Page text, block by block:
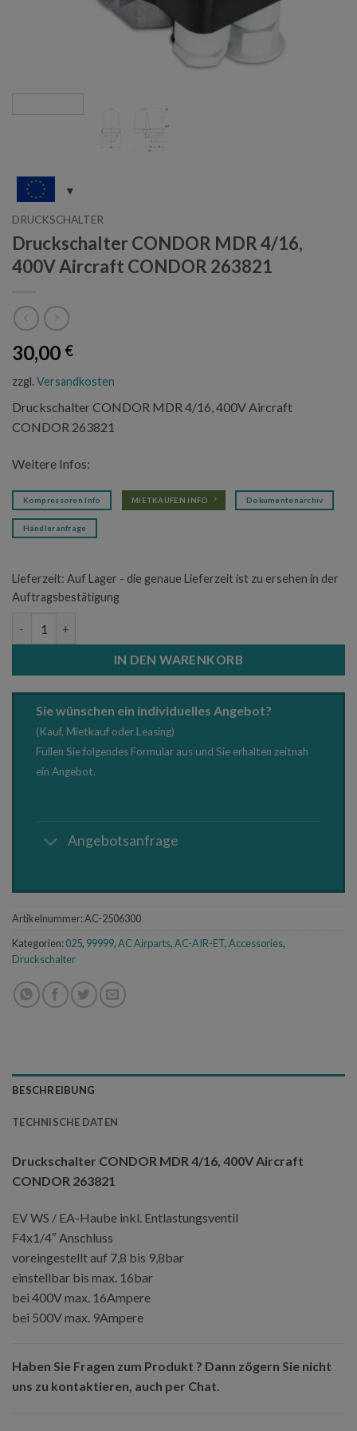
DRUCKSCHALTER
Druckschalter CONDOR MDR 4/16,
400V Aircraft CONDOR 263821
30,00 €
zzgl. Versandkosten
Druckschalter CONDOR MDR 4/16, 400V Aircraft
CONDOR 263821
Weitere Infos:
Kompressoren Info MIETKAUFEN INFO Dokumentenarchiv
Händleranfrage
Lieferzeit: Auf Lager - die genaue Lieferzeit ist zu ersehen in der
Auftragsbestätigung
IN DEN WARENKORB
Sie wünschen ein individuelles Angebot?
(Kauf, Mietkauf oder Leasing)
Füllen Sie folgendes Formular aus und Sie erhalten zeitnah
ein Angebot.
Angebotsanfrage
Artikelnummer:AC-2506300
Kategorien: 025, 99999,AC Airparts,AC-AIR-ET,Accessories,
Druckschalter
BESCHREIBUNG
TECHNISCHE DATEN
Druckschalter CONDOR MDR 4/16, 400V Aircraft
CONDOR 263821
EV WS / EA-Haube inkl. Entlastungsventil
F4x1/4″ Anschluss
voreingestellt auf 7,8 bis 9,8bar
einstellbar bis max. 16bar
bei 400V max. 16Ampere
bei 500V max. 9Ampere
Haben Sie Fragen zum Produkt ? Dann zögern Sie nicht
uns zu kontaktieren, auch per Chat.